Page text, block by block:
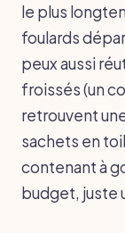
le plus
foulards
peux aussi
froissés (un
retrouvent
sachets en
contenant à
budget, juste